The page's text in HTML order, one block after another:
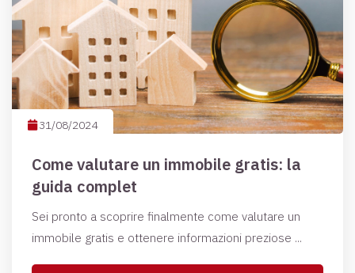
31/08/2024
Come valutare un immobile gratis: la
guida complet
Sei pronto a scoprire finalmente come valutare un
immobile gratis e ottenere informazioni preziose ...